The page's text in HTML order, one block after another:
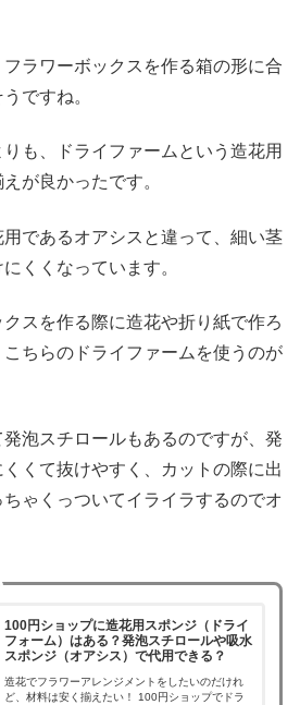
ラワーボックスを作る箱の形に合
ですね。
も、ドライファームという造花用
が良かったです。
用であるオアシスと違って、細い茎
くくなっています。
スを作る際に造花や折り紙で作ろ
ちらのドライファームを使うのが
泡スチロールもあるのですが、発
くて抜けやすく、カットの際に出
ゃくっついてイライラするのでオ
100円ショップに造花用スポンジ（ドライ
フォーム）はある？発泡スチロールや吸水
スポンジ（オアシス）で代用できる？
造花でフラワーアレンジメントをしたいのだけれ
ど、材料は安く揃えたい！ 100円ショップでドラ